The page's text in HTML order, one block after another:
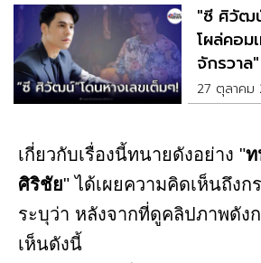
"ซี ศิวัฒ
โผล่คอม
จักรวาล
27 ตุลาคม
เกี่ยวกับเรื่องนี้ทนายดังอย่าง "ท
ศิริชัย" ได้เผยความคิดเห็นถึง
ระบุว่า หลังจากที่ดูคลิปภาพดัง
เห็นดังนี้